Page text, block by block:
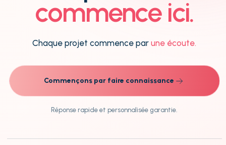
commence ici.
Chaque projet commence parune écoute.
Commençons par faire connaissance
Réponse rapide et personnalisée garantie.